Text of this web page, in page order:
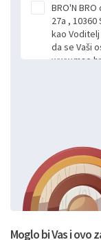
BRO'N
27a ,
kao
da se Vaši
obrađeni.
slobodno i
obradu
putem
Radi se o
Izjavu
svoje
formi/
BRO'N
postupati
privatnosti i
Moglo bi Vas i ovo